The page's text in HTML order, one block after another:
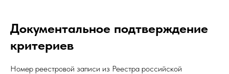
Документальное подтверждение
критериев
Номер реестровой записи из Реестра российской